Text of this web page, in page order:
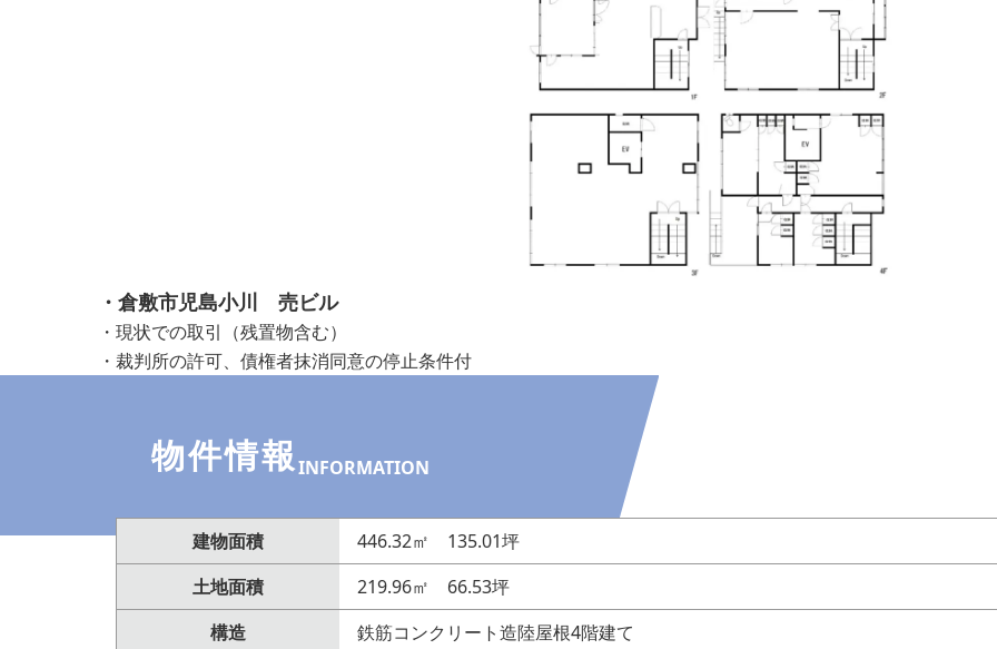
・倉敷市児島小川 売ビル
・現状での取引（残置物含む）
・裁判所の許可、債権者抹消同意の停止条件付
物件情報 INFORMATION
建物面積
446.32㎡ 135.01坪
土地面積
219.96㎡ 66.53坪
構造
鉄筋コンクリート造陸屋根4階建て